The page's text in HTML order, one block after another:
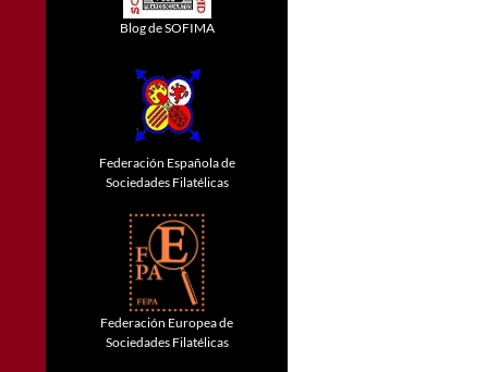
Blog de SOFIMA
Federación Española de
Sociedades Filatélicas
Federación Europea de
Sociedades Filatélicas